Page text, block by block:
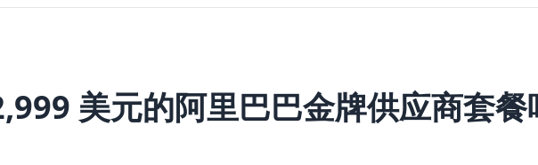
美元的阿里巴巴金牌供应商套